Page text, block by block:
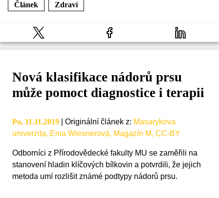
Článek Zdraví
Nová klasifikace nádorů prsu
může pomoct diagnostice i terapii
Po, 11.11.2019 Originální článek z: Masarykova
univerzita, Ema Wiesnerová, Magazín M, CC-BY
Odborníci z Přírodovědecké fakulty MU se zaměřili na
stanovení hladin klíčových bílkovin a potvrdili, že jejich
metoda umí rozlišit známé podtypy nádorů prsu.